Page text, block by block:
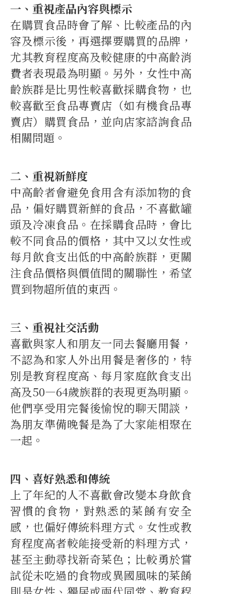
一、重視產品內容與標示
在購買食品時會了解、比較產品的內
容及標示後，再選擇要購買的品牌，
尤其教育程度高及較健康的中高齡消
費者表現最為明顯。另外，女性中高
齡族群是比男性較喜歡採購食物，也
較喜歡至食品專賣店（如有機食品專
賣店）購買食品，並向店家諮詢食品
相關問題。
二、重視新鮮度
中高齡者會避免食用含有添加物的食
品，偏好購買新鮮的食品，不喜歡罐
頭及冷凍食品。在採購食品時，會比
較不同食品的價格，其中又以女性或
每月飲食支出低的中高齡族群，更關
注食品價格與價值間的關聯性，希望
買到物超所值的東西。
三、重視社交活動
喜歡與家人和朋友一同去餐廳用餐，
不認為和家人外出用餐是奢侈的，特
別是教育程度高、每月家庭飲食支出
高及50—64歲族群的表現更為明顯。
他們享受用完餐後愉悅的聊天閒談，
為朋友準備晚餐是為了大家能相聚在
一起。
四、喜好熟悉和傳統
上了年紀的人不喜歡會改變本身飲食
習慣的食物，對熟悉的菜餚有安全
感，也偏好傳統料理方式。女性或教
育程度高者較能接受新的料理方式，
甚至主動尋找新奇菜色；比較勇於嘗
試從未吃過的食物或異國風味的菜餚